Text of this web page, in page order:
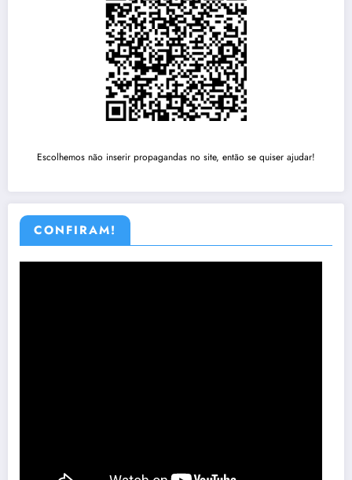
Escolhemos não inserir propagandas no site, então se quiser ajudar!
CONFIRAM!